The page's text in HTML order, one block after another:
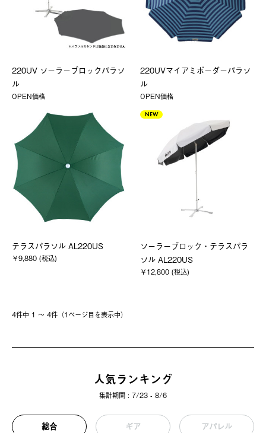
220UV ソーラーブロックパラソ
ル
OPEN価格
220UVマイアミボーダーパラソ
ル
OPEN価格
テラスパラソル AL220US
￥9,880 (税込)
NEW
ソーラーブロック・テラスパラ
ソル AL220US
￥12,800 (税込)
4件中 1 〜 4件（1ページ⽬を表⽰中）
人気ランキング
集計期間 : 7/23 - 8/6
総合 ギア アパレル